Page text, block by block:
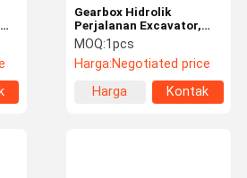
Gearbox Hidrolik
Perjalanan Excavator,
EC330LC Peredam
Perjalanan Efisiensi
Tinggi
MOQ:1pcs
Harga:Negotiated price
Harga
Kontak